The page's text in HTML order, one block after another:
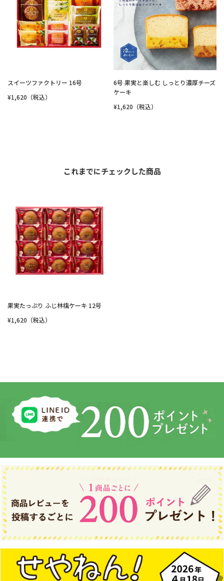
スイーツファクトリー 16号
¥1,620（税込）
6号 果実と楽しむ しっとり濃厚チーズ
ケーキ
¥1,620（税込）
これまでにチェックした商品
果実たっぷり ふじ林檎ケーキ 12号
¥1,620（税込）